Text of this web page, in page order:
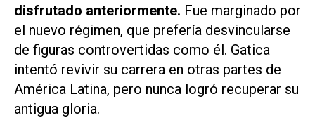
disfrutado anteriormente. Fue marginado por
el nuevo régimen, que prefería desvincularse
de figuras controvertidas como él. Gatica
intentó revivir su carrera en otras partes de
América Latina, pero nunca logró recuperar su
antigua gloria.